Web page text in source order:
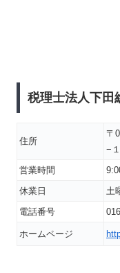
税理士法人下田
住所
〒
−１
営業時間
休業日
土
電話番号
ホームページ